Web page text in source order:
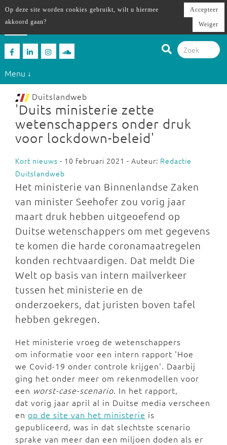
Menu ↓
Duitslandweb
'Duits ministerie zette
wetenschappers onder druk
voor lockdown-beleid'
Kort nieuws - 10 februari 2021 - Auteur: Redactie
Duitslandweb
Het ministerie van Binnenlandse Zaken
van minister Seehofer zou vorig jaar
maart druk hebben uitgeoefend op
Duitse wetenschappers om met gegevens
te komen die harde coronamaatregelen
konden rechtvaardigen. Dat meldt Die
Welt op basis van intern mailverkeer
tussen het ministerie en de
onderzoekers, dat juristen boven tafel
hebben gekregen.
Het ministerie vroeg de wetenschappers
om informatie voor een intern rapport 'Hoe
we Covid-19 onder controle krijgen'. Daarbij
ging het onder meer om rekenmodellen voor
een worst-case-scenario. In het rapport,
dat vorig jaar april al in Duitse media verscheen
en op de site van het ministerie is
gepubliceerd, was in dat slechtste scenario
sprake van meer dan een miljoen doden als er
Op deze site worden cookies gebruikt, wilt u hiermee
akkoord gaan?
Accepteer
Weiger